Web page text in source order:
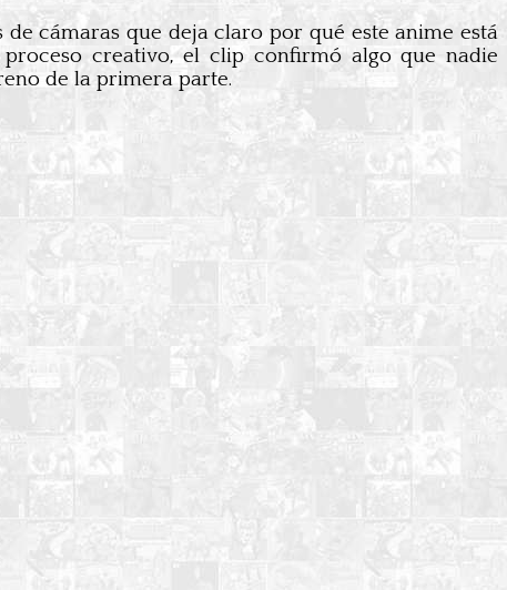
cámaras que deja claro por qué este anime está
creativo, el clip confirmó algo que nadie
de la primera parte.